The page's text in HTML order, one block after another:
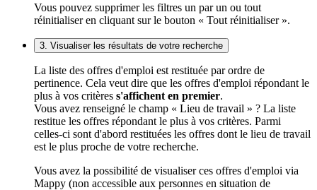
Vous pouvez supprimer les filtres un par un ou tout
réinitialiser en cliquant sur le bouton « Tout réinitialiser ».
3. Visualiser les résultats de votre recherche
La liste des offres d'emploi est restituée par ordre de
pertinence. Cela veut dire que les offres d'emploi répondant le
plus à vos critères s'affichent en premier.
Vous avez renseigné le champ « Lieu de travail » ? La liste
restitue les offres répondant le plus à vos critères. Parmi
celles-ci sont d'abord restituées les offres dont le lieu de travail
est le plus proche de votre recherche.
Vous avez la possibilité de visualiser ces offres d'emploi via
Mappy (non accessible aux personnes en situation de